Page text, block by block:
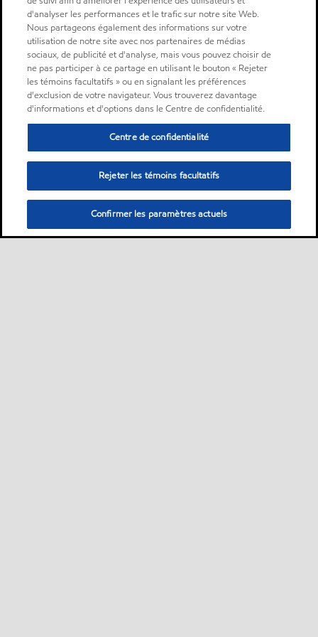
d'analyser les performances et le trafic sur notre site Web.
Nous partageons également des informations sur votre
utilisation de notre site avec nos partenaires de médias
sociaux, de publicité et d'analyse, mais vous pouvez choisir de
ne pas participer à ce partage en utilisant le bouton « Rejeter
les témoins facultatifs » ou en signalant les préférences
d'exclusion de votre navigateur. Vous trouverez davantage
d'informations et d'options dans le Centre de confidentialité.
Centre de confidentialité
Rejeter les témoins facultatifs
Confirmer les paramètres actuels